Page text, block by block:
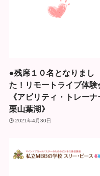
●残席１０名となりまし
た！リモートライブ体験
《アビリティ・トレーナ
栗山葉湖》
2021年4月30日